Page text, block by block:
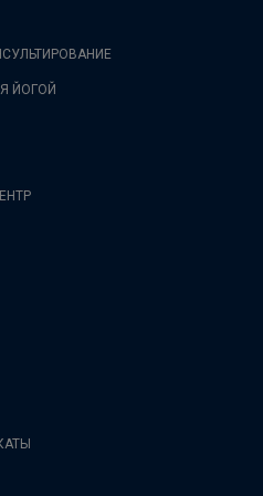
ЙОГОЙ